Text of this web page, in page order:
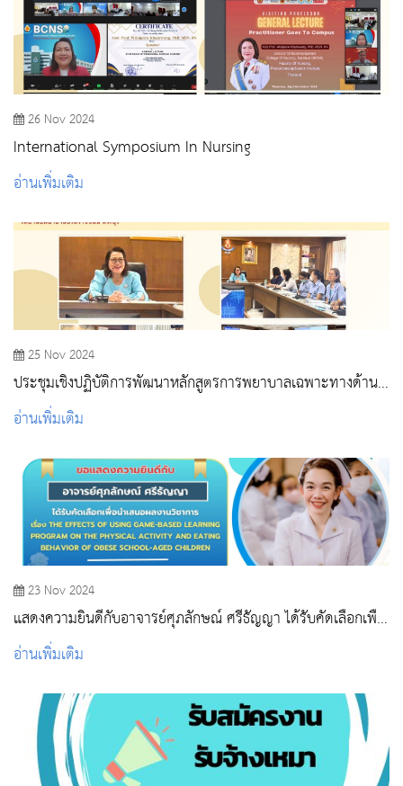
26 Nov 2024
International Symposium In Nursing
อ่านเพิ่มเติม
25 Nov 2024
ประชุมเชิงปฏิบัติการพัฒนาหลักสูตรการพยาบาลเฉพาะทางด้าน
การพยาบาลผู้ป่วยแบบประคับประคอง (Short Course Training
Program In Palliative Nursing)
อ่านเพิ่มเติม
23 Nov 2024
แสดงความยินดีกับอาจารย์ศุภลักษณ์ ศรีธัญญา ได้รับคัดเลือกเพื่อ
นำเสนอผลงานวิชาการ
อ่านเพิ่มเติม